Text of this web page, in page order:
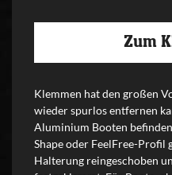
Zum
Klemmen hat den großen
wieder spurlos entfernen
Aluminium Booten
Shape oder FeelFree-Profil
Halterung reingeschoben